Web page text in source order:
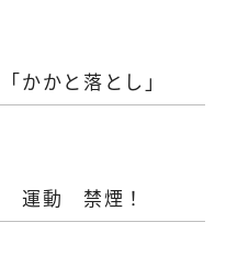
かかと落とし」
運動 禁煙！